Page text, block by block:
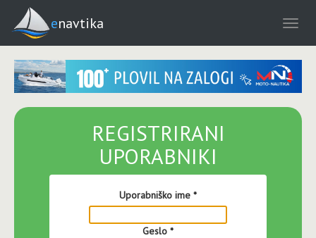
enavtika
REGISTRIRANI
UPORABNIKI
Uporabniško ime *
Geslo *